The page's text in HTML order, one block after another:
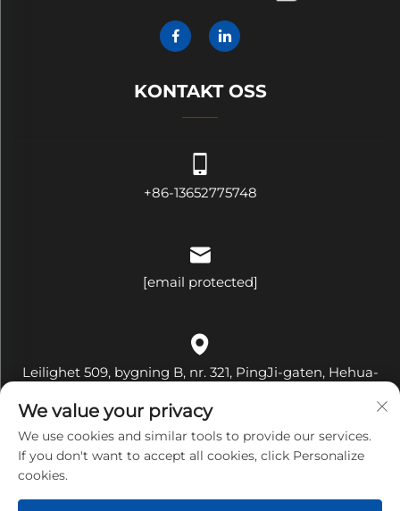
KONTAKT OSS
+86-13652775748
[email protected]
Leilighet 509, bygning B, nr. 321, PingJi-gaten, Hehua-
Shenzhen-byen, provinsen Guangdong, Kina
Opphavsrett © Shenzhen Bandary Technology Co.,Ltd. Alle
We value your privacy
We use cookies and similar tools to provide our services.
If you don't want to accept all cookies, click Personalize
cookies.